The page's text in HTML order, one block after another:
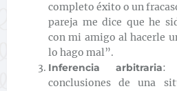
completo éxito o un
pareja me dice que he
con mi amigo al hacerle
lo hago mal”.
Inferencia arbitraria:
conclusiones de una